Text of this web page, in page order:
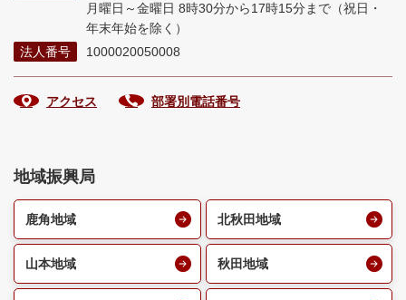
月曜日～金曜日 8時30分から17時15分まで （祝日・
年末年始を除く）
法人番号
1000020050008
アクセス 部署別電話番号
地域振興局
鹿角地域 北秋田地域
山本地域 秋田地域